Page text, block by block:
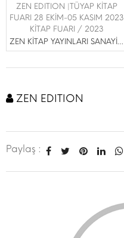
ZEN EDITION |TÜYAP KİTAP
FUARI 28 EKİM-05 KASIM 2023
KİTAP FUARI / 2023
ZEN KİTAP YAYINLARI SANAYİ VE TİCARET LİMİTED ŞİRKETİ
ZEN EDITION
Paylaş :